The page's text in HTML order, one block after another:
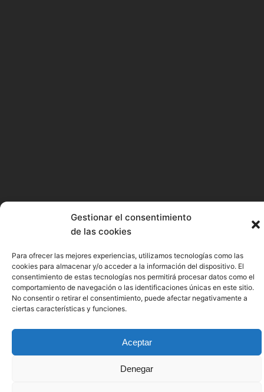
Gestionar el consentimiento
de las cookies
Para ofrecer las mejores experiencias, utilizamos tecnologías como las
cookies para almacenar y/o acceder a la información del dispositivo. El
consentimiento de estas tecnologías nos permitirá procesar datos como el
comportamiento de navegación o las identificaciones únicas en este sitio.
No consentir o retirar el consentimiento, puede afectar negativamente a
ciertas características y funciones.
Aceptar
Denegar